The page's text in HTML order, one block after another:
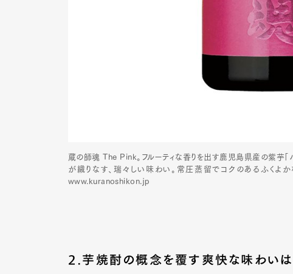
蔵の師魂 The Pink。フルーティな香りを出す鹿児島県産の紫芋「
が織りなす、瑞々しい味わい。常圧蒸留でコクのあるふく
www.kuranoshikon.jp
2.芋焼酎の概念を覆す爽快な味わいは